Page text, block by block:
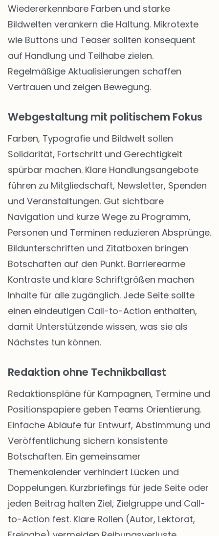
Wiedererkennbare Farben und starke
Bildwelten verankern die Haltung. Mikrotexte
wie Buttons und Teaser sollten konsequent
auf Handlung und Teilhabe zielen.
Regelmäßige Aktualisierungen schaffen
Vertrauen und zeigen Bewegung.
Webgestaltung mit politischem Fokus
Farben, Typografie und Bildwelt sollen
Solidarität, Fortschritt und Gerechtigkeit
spürbar machen. Klare Handlungsangebote
führen zu Mitgliedschaft, Newsletter, Spenden
und Veranstaltungen. Gut sichtbare
Navigation und kurze Wege zu Programm,
Personen und Terminen reduzieren Absprünge.
Bildunterschriften und Zitatboxen bringen
Botschaften auf den Punkt. Barrierearme
Kontraste und klare Schriftgrößen machen
Inhalte für alle zugänglich. Jede Seite sollte
einen eindeutigen Call-to-Action enthalten,
damit Unterstützende wissen, was sie als
Nächstes tun können.
Redaktion ohne Technikballast
Redaktionspläne für Kampagnen, Termine und
Positionspapiere geben Teams Orientierung.
Einfache Abläufe für Entwurf, Abstimmung und
Veröffentlichung sichern konsistente
Botschaften. Ein gemeinsamer
Themenkalender verhindert Lücken und
Doppelungen. Kurzbriefings für jede Seite oder
jeden Beitrag halten Ziel, Zielgruppe und Call-
to-Action fest. Klare Rollen (Autor, Lektorat,